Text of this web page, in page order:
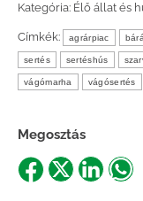
Kategória: Élő állat és
Címkék: agrárpiac
sertés sertéshús
vágómarha vágósertés
Megosztás
ShareShareShare